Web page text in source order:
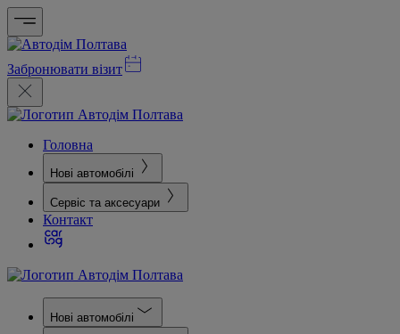
Забронювати візит
Головна
Нові автомобілі
Сервіс та аксесуари
Контакт
Нові автомобілі